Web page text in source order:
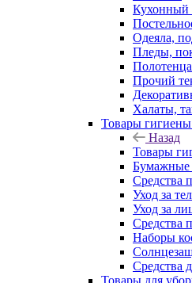
Кухонный
Одеяла,
Пледы,
Полотенца
Прочий
Халаты,
Товары гигиены
Назад
Товары
Бумажные
Средства
Уход за
Уход за
Средства
Наборы
Средства
Товары для